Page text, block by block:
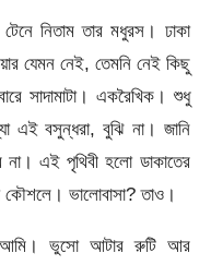
নিতাম তার মধুরস। ঢাকা
যেমন নেই, তেমনি নেই কিছু
সাদামাটা। একরৈখিক। শুধু
এই বসুন্ধরা, বুঝি না। জানি
এই পৃথিবী হলো ডাকাতের
কৌশলে। ভালোবাসা? তাও।
আমি। ভুসো আটার রুটি আর